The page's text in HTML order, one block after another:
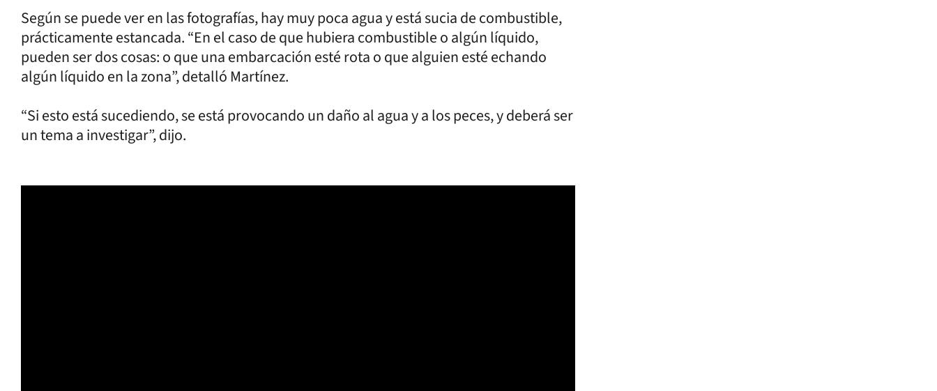
Según se puede ver en las fotografías, hay muy poca agua y está sucia de combustible,
prácticamente estancada. “En el caso de que hubiera combustible o algún líquido,
pueden ser dos cosas: o que una embarcación esté rota o que alguien esté echando
algún líquido en la zona”, detalló Martínez.
“Si esto está sucediendo, se está provocando un daño al agua y a los peces, y deberá ser
un tema a investigar”, dijo.